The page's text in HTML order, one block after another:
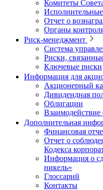
Комитеты
Отчет о
Органы
Риск-менеджмент
Система
Риски,
Ключевые риски
Информация для
Акционерный
Дивидендная
Облигации
Взаимодействие
Дополнительная
Финансовая
Отчет о
Кодекса
Информация о
никель»
Глоссарий
Контакты